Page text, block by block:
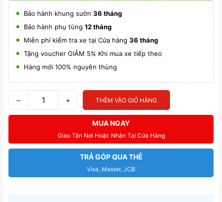
Bảo hành khung sườn 36 tháng
Bảo hành phụ tùng 12 tháng
Miễn phí kiểm tra xe tại Cửa hàng 36 tháng
Tặng voucher GIẢM 5% Khi mua xe tiếp theo
Hàng mới 100% nguyên thùng
− + THÊM VÀO GIỎ HÀNG
MUA NGAY
Giao Tận Nơi Hoặc Nhận Tại Cửa Hàng
TRẢ GÓP QUA THẺ
Visa, Master, JCB